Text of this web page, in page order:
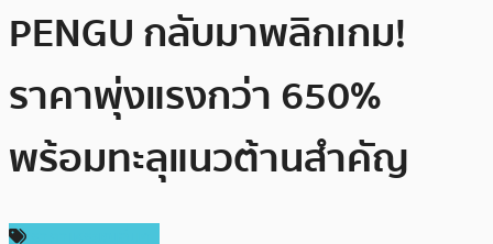
PENGU กลับมาพลิกเกม!
ราคาพุ่งแรงกว่า 650%
พร้อมทะลุแนวต้านสำคัญ